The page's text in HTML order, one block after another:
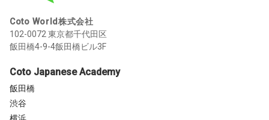
Coto World株式会社
102-0072 東京都千代田区
飯田橋4-9-4飯田橋ビル3F
Coto Japanese Academy
飯田橋
渋谷